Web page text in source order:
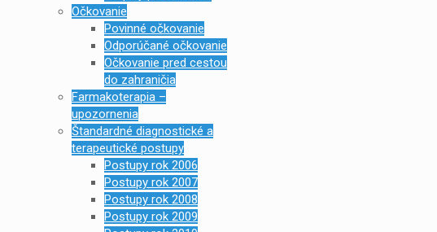
Očkovanie
Povinné očkovanie
Odporúčané očkovanie
Očkovanie pred cestou
do zahraničia
Farmakoterapia –
upozornenia
Štandardné diagnostické a
terapeutické postupy
Postupy rok 2006
Postupy rok 2007
Postupy rok 2008
Postupy rok 2009